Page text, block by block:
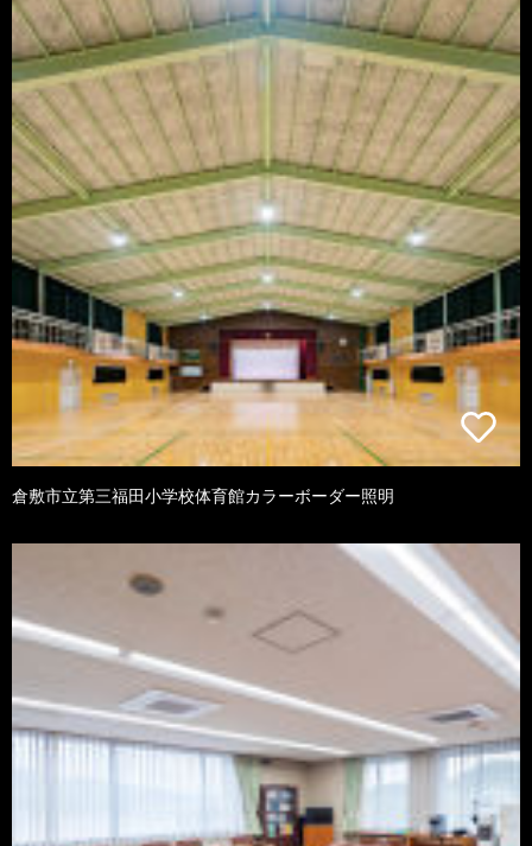
倉敷市立第三福田小学校体育館カラーボーダー照明